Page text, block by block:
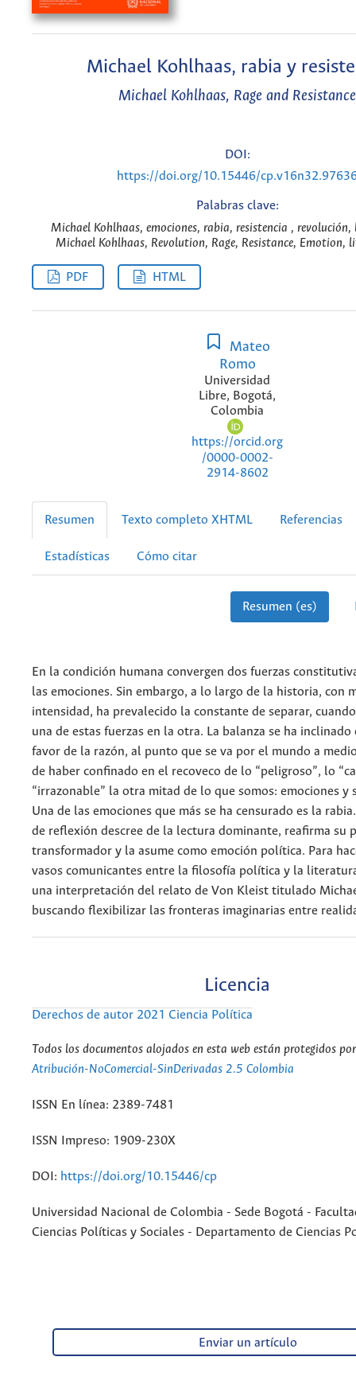
Michael Kohlhaas, rabia y
Michael Kohlhaas, Rage and Resistance
DOI:
https://doi.org/10.15446/
Palabras clave:
Michael Kohlhaas, emociones, rabia, resistencia ,
Michael Kohlhaas, Revolution, Rage, Resistance, Emotion,
PDF HTML
Mateo
Romo
Universidad
Libre, Bogotá,
Colombia
https://orcid.org
/0000-0002-
2914-8602
Resumen Texto completo XHTML Referencias
Estadísticas Cómo citar
Resumen (es)
En la condición humana convergen dos fuerzas
las emociones. Sin embargo, a lo largo de la historia, con
intensidad, ha prevalecido la constante de separar,
una de estas fuerzas en la otra. La balanza se ha inclinado
favor de la razón, al punto que se va por el mundo a
de haber confinado en el recoveco de lo “peligroso”, lo
“irrazonable” la otra mitad de lo que somos: emociones y
Una de las emociones que más se ha censurado es la
de reflexión descree de la lectura dominante, reafirma su
transformador y la asume como emoción política. Para
vasos comunicantes entre la filosofía política y la
una interpretación del relato de Von Kleist titulado
buscando flexibilizar las fronteras imaginarias entre
Licencia
Derechos de autor 2021 Ciencia Política
Todos los documentos alojados en esta web están protegidos
Atribución-NoComercial-SinDerivadas 2.5 Colombia
ISSN En línea: 2389-7481
ISSN Impreso: 1909-230X
DOI: https://doi.org/10.15446/cp
Universidad Nacional de Colombia - Sede Bogotá -
Ciencias Políticas y Sociales - Departamento de Ciencias
Enviar un artículo